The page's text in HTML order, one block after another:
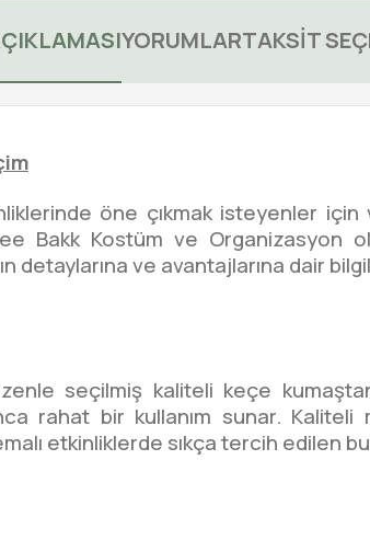
YORUMLARTAKSİT
öne çıkmak isteyenler
Bakk Kostüm ve Organizasyon
detaylarına ve avantajlarına dair
seçilmiş kaliteli keçe
rahat bir kullanım sunar.
etkinliklerde sıkça tercih edilen bu